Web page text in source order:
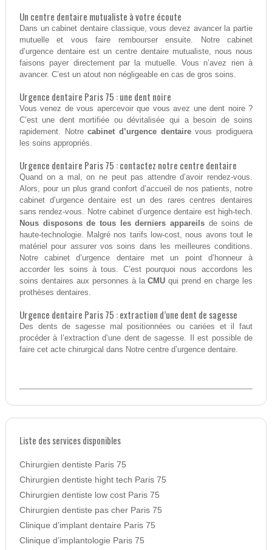
Un centre dentaire mutualiste à votre écoute
Dans un cabinet dentaire classique, vous devez avancer la partie
mutuelle et vous faire rembourser ensuite. Notre cabinet
d’urgence dentaire est un centre dentaire mutualiste, nous nous
faisons payer directement par la mutuelle. Vous n’avez rien à
avancer. C’est un atout non négligeable en cas de gros soins.
Urgence dentaire Paris 75 : une dent noire
Vous venez de vous apercevoir que vous avez une dent noire ?
C’est une dent mortifiée ou dévitalisée qui a besoin de soins
rapidement. Notrecabinet d’urgence dentairevous prodiguera
les soins appropriés.
Urgence dentaire Paris 75 : contactez notre centre dentaire
Quand on a mal, on ne peut pas attendre d’avoir rendez-vous.
Alors, pour un plus grand confort d’accueil de nos patients, notre
cabinet d’urgence dentaire est un des rares centres dentaires
sans rendez-vous. Notre cabinet d’urgence dentaire est high-tech.
Nous disposons de tous les derniers appareils de soins de
haute-technologie. Malgré nos tarifs low-cost, nous avons tout le
matériel pour assurer vos soins dans les meilleures conditions.
Notre cabinet d’urgence dentaire met un point d’honneur à
accorder les soins à tous. C’est pourquoi nous accordons les
soins dentaires aux personnes à laCMU qui prend en charge les
prothèses dentaires.
Urgence dentaire Paris 75 : extraction d’une dent de sagesse
Des dents de sagesse mal positionnées ou cariées et il faut
procéder à l’extraction d’une dent de sagesse. Il est possible de
faire cet acte chirurgical dans Notre centre d’urgence dentaire.
Liste des services disponibles
Chirurgien dentiste Paris 75
Chirurgien dentiste hight tech Paris 75
Chirurgien dentiste low cost Paris 75
Chirurgien dentiste pas cher Paris 75
Clinique d’implant dentaire Paris 75
Clinique d’implantologie Paris 75